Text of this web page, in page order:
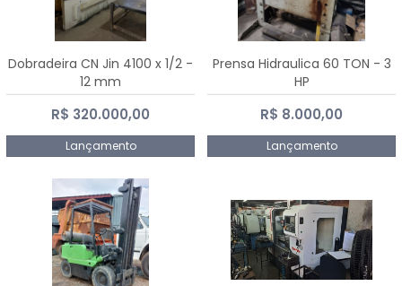
Dobradeira CN Jin 4100 x 1/2 -
12 mm
R$ 320.000,00
Lançamento
Prensa Hidraulica 60 TON - 3
HP
R$ 8.000,00
Lançamento